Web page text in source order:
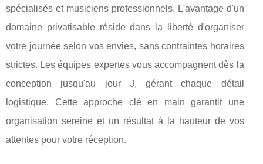
spécialisés et musiciens professionnels. L'avantage d'un
domaine privatisable réside dans la liberté d'organiser
votre journée selon vos envies, sans contraintes horaires
strictes. Les équipes expertes vous accompagnent dès la
conception jusqu'au jour J, gérant chaque détail
logistique. Cette approche clé en main garantit une
organisation sereine et un résultat à la hauteur de vos
attentes pour votre réception.